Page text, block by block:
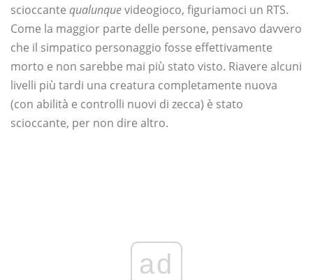
scioccante qualunquevideogioco, figuriamoci un RTS.
Come la maggior parte delle persone, pensavo davvero
che il simpatico personaggio fosse effettivamente
morto e non sarebbe mai più stato visto. Riavere alcuni
livelli più tardi una creatura completamente nuova
(con abilità e controlli nuovi di zecca) è stato
scioccante, per non dire altro.
ad